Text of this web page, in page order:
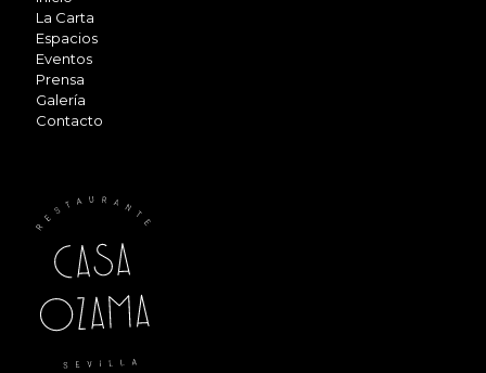
La Carta
Espacios
Eventos
Prensa
Galería
Contacto